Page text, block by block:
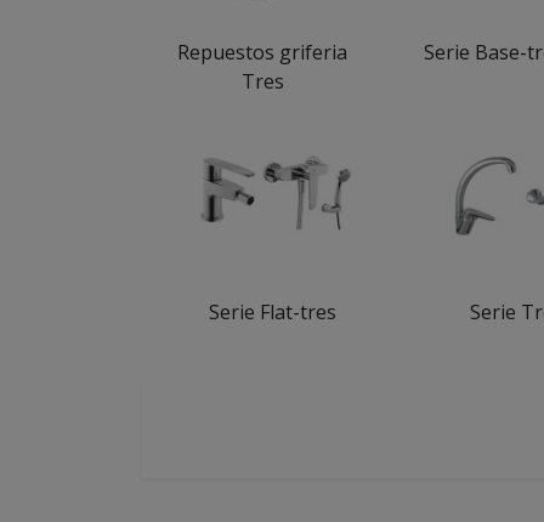
Repuestos griferia
Tres
Serie Base-
Serie Flat-tres Serie